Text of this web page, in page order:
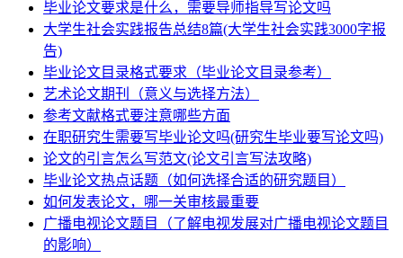
毕业论文要求是什么，需要导师指导写论文吗
大学生社会实践报告总结8篇(大学生社会实践3000字报
告)
毕业论文目录格式要求（毕业论文目录参考）
艺术论文期刊（意义与选择方法）
参考文献格式要注意哪些方面
在职研究生需要写毕业论文吗(研究生毕业要写论文吗)
论文的引言怎么写范文(论文引言写法攻略)
毕业论文热点话题（如何选择合适的研究题目）
如何发表论文，哪一关审核最重要
广播电视论文题目（了解电视发展对广播电视论文题目
的影响）